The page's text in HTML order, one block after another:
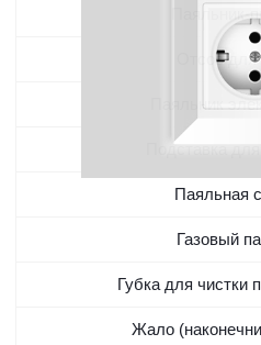
Паяльник-
Отсос для
Паяльник
Подставка
Паяльная
Газовый
Губка для чистки
Жало